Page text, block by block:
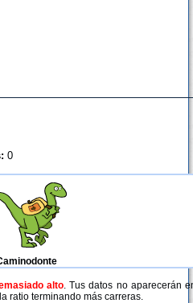
0
alto. Tus datos no aparecerán
ratio terminando más carreras.